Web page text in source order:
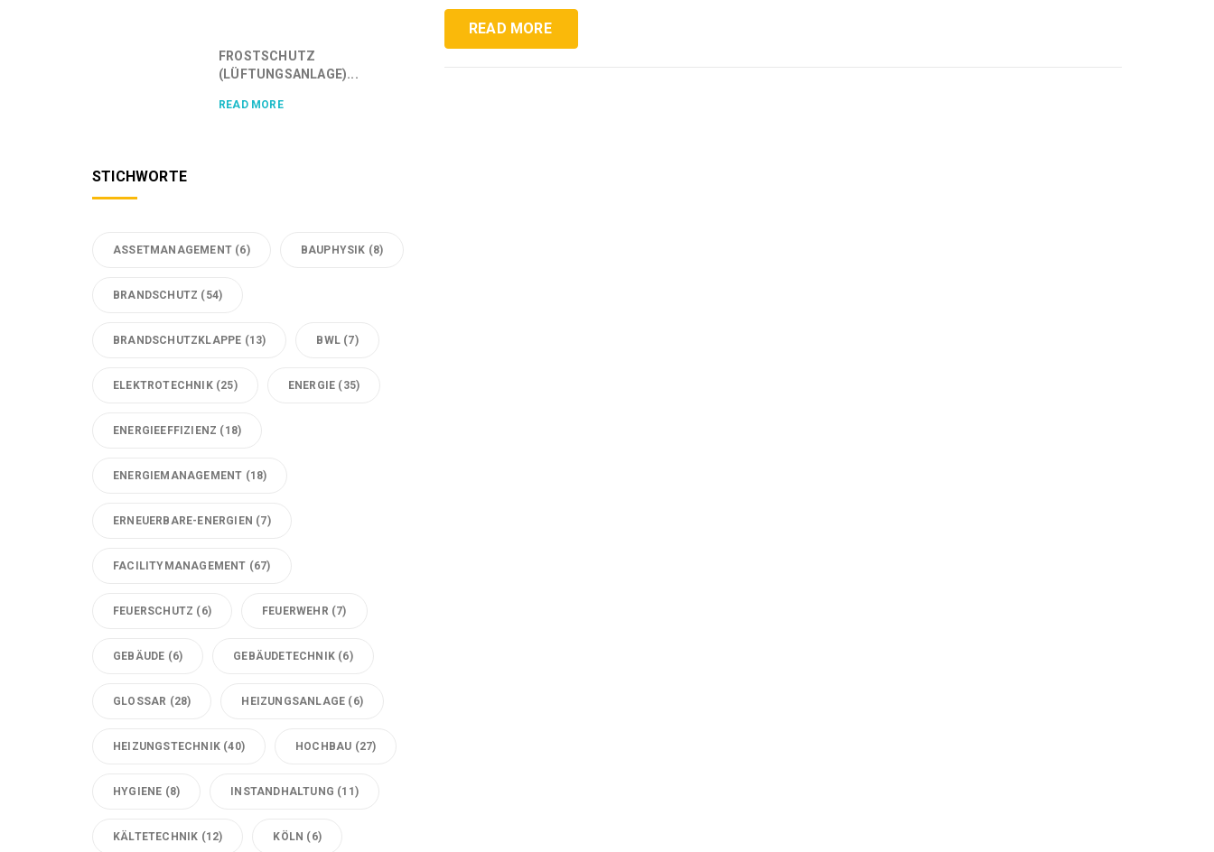
READ MORE
FROSTSCHUTZ
(LÜFTUNGSANLAGE)...
READ MORE
STICHWORTE
ASSETMANAGEMENT (6) BAUPHYSIK (8)
BRANDSCHUTZ (54)
BRANDSCHUTZKLAPPE (13) BWL (7)
ELEKTROTECHNIK(25) ENERGIE (35)
ENERGIEEFFIZIENZ (18)
ENERGIEMANAGEMENT (18)
ERNEUERBARE-ENERGIEN (7)
FACILITYMANAGEMENT (67)
FEUERSCHUTZ (6) FEUERWEHR (7)
GEBÄUDE (6) GEBÄUDETECHNIK (6)
GLOSSAR (28) HEIZUNGSANLAGE (6)
HEIZUNGSTECHNIK (40) HOCHBAU (27)
HYGIENE (8) INSTANDHALTUNG (11)
KÄLTETECHNIK (12) KÖLN (6)